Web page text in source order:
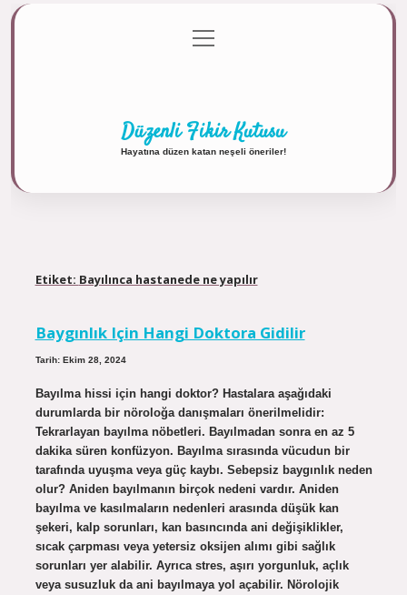
Gizlilik Politikası
menüyü
aç
Düzenli Fikir Kutusu
Hayatına düzen katan neşeli öneriler!
Etiket: Bayılınca hastanede ne yapılır
Baygınlık Için Hangi Doktora Gidilir
Tarih: Ekim 28, 2024
Bayılma hissi için hangi doktor? Hastalara aşağıdaki
durumlarda bir nöroloğa danışmaları önerilmelidir:
Tekrarlayan bayılma nöbetleri. Bayılmadan sonra en az 5
dakika süren konfüzyon. Bayılma sırasında vücudun bir
tarafında uyuşma veya güç kaybı. Sebepsiz baygınlık neden
olur? Aniden bayılmanın birçok nedeni vardır. Aniden
bayılma ve kasılmaların nedenleri arasında düşük kan
şekeri, kalp sorunları, kan basıncında ani değişiklikler,
sıcak çarpması veya yetersiz oksijen alımı gibi sağlık
sorunları yer alabilir. Ayrıca stres, aşırı yorgunluk, açlık
veya susuzluk da ani bayılmaya yol açabilir. Nörolojik